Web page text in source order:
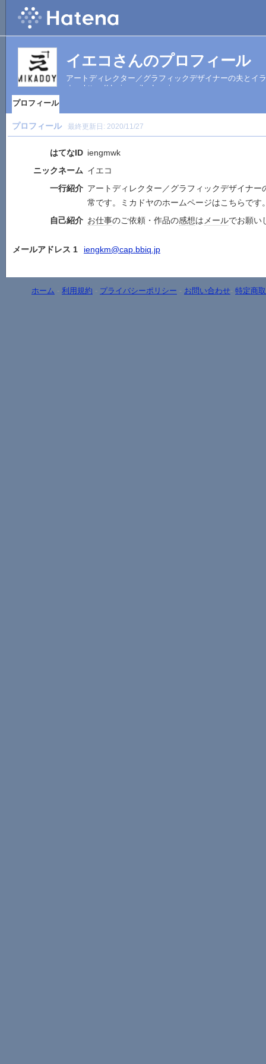
イエコさんのプロフィール
アートディレクター／グラフィックデザイナーの夫とイ
す。 https://design.mikadoya.jp
プロフィール
プロフィール 最終更新日: 2020/11/27
はてなID iengmwk
ニックネーム イエコ
一行紹介 アートディレクター／グラフィックデザイナ
常です。ミカドヤのホームページはこちらです
自己紹介 お仕事のご依頼・作品の感想はメールでお願い
メールアドレス 1 iengkm@cap.bbiq.jp
ホーム - 利用規約 - プライバシーポリシー - お問い合わせ- 特定商